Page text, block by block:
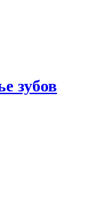
зубов